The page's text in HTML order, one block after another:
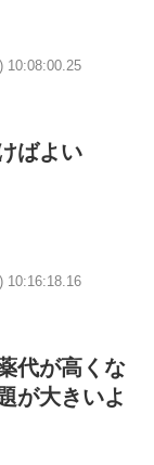
10:08:00.25
ばよい
10:16:18.16
代が高くな
が大きいよ